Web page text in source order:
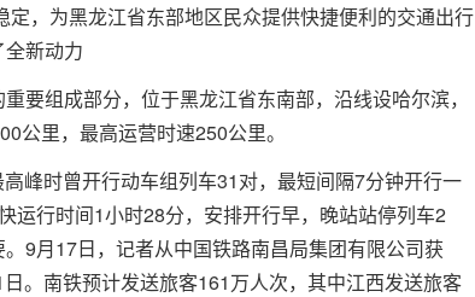
，为黑龙江省东部地区民众提供快捷便利的交通出行
新动力
要组成部分，位于黑龙江省东南部，沿线设哈尔滨，
公里，最高运营时速250公里。
峰时曾开行动车组列车31对，最短间隔7分钟开行一
运行时间1小时28分，安排开行早，晚站站停列车2
9月17日，记者从中国铁路南昌局集团有限公司获
。南铁预计发送旅客161万人次，其中江西发送旅客